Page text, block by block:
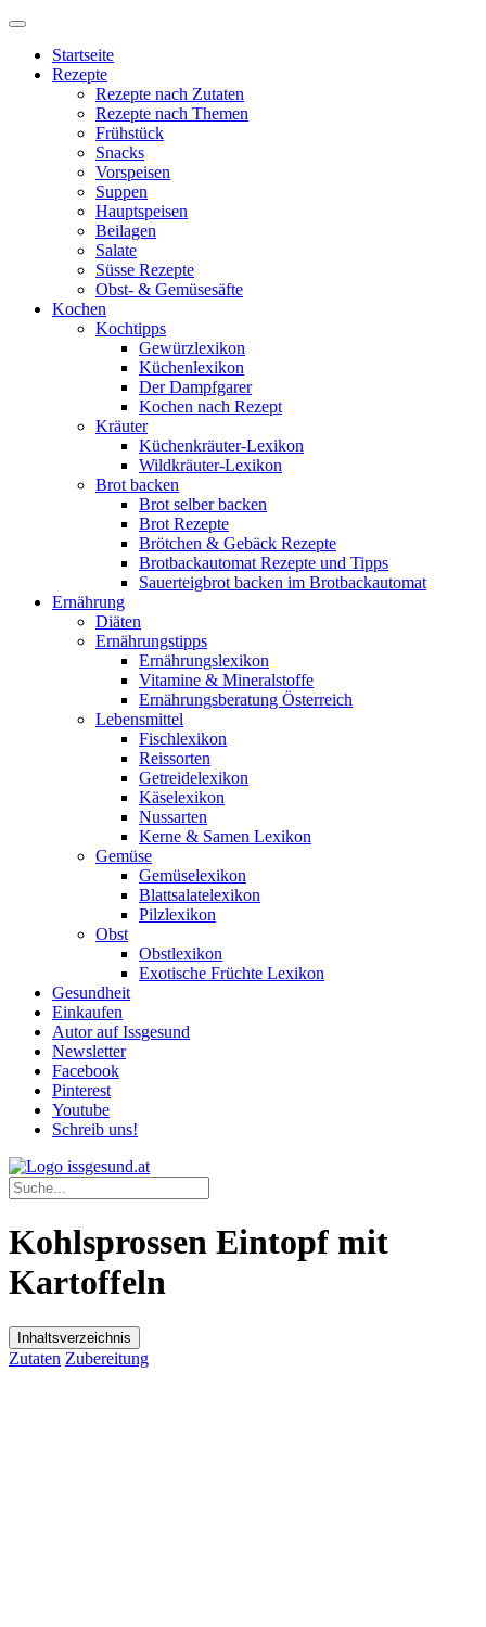
Startseite
Rezepte
Rezepte nach Zutaten
Rezepte nach Themen
Frühstück
Snacks
Vorspeisen
Suppen
Hauptspeisen
Beilagen
Salate
Süsse Rezepte
Obst- & Gemüsesäfte
Kochen
Kochtipps
Gewürzlexikon
Küchenlexikon
Der Dampfgarer
Kochen nach Rezept
Kräuter
Küchenkräuter-Lexikon
Wildkräuter-Lexikon
Brot backen
Brot selber backen
Brot Rezepte
Brötchen & Gebäck Rezepte
Brotbackautomat Rezepte und Tipps
Sauerteigbrot backen im Brotbackautomat
Ernährung
Diäten
Ernährungstipps
Ernährungslexikon
Vitamine & Mineralstoffe
Ernährungsberatung Österreich
Lebensmittel
Fischlexikon
Reissorten
Getreidelexikon
Käselexikon
Nussarten
Kerne & Samen Lexikon
Gemüse
Gemüselexikon
Blattsalatelexikon
Pilzlexikon
Obst
Obstlexikon
Exotische Früchte Lexikon
Gesundheit
Einkaufen
Autor auf Issgesund
Newsletter
Facebook
Pinterest
Youtube
Schreib uns!
Kohlsprossen Eintopf mit
Kartoffeln
Inhaltsverzeichnis
Zutaten Zubereitung